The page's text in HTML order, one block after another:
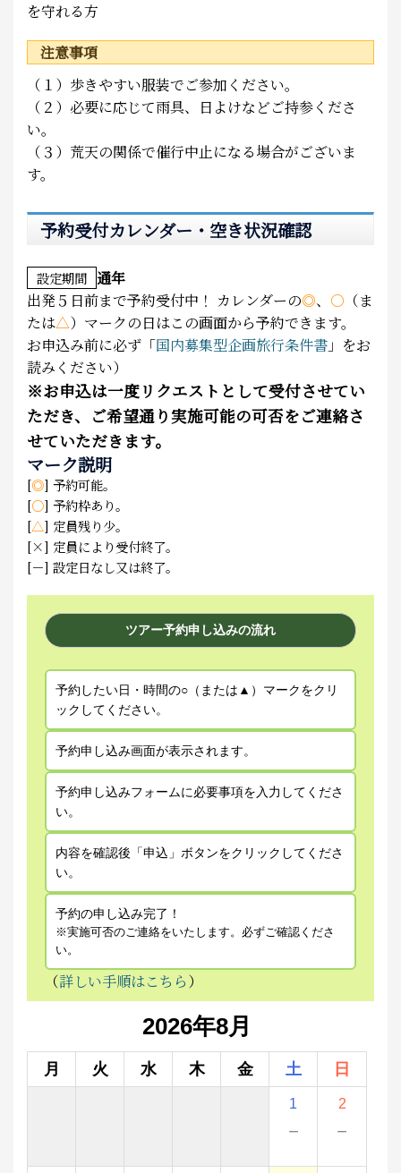
を守れる方
注意事項
（１）歩きやすい服装でご参加ください。
（２）必要に応じて雨具、日よけなどご持参くださ
い。
（３）荒天の関係で催行中止になる場合がございま
す。
予約受付カレンダー・空き状況確認
設定期間 通年
出発５日前まで予約受付中！ カレンダーの◎、 ○ （ま
たは△）マークの日はこの画面から予約できます。
お申込み前に必ず「国内募集型企画旅行条件書 」をお
読みください）
※お申込は一度リクエストとして受付させてい
ただき、ご希望通り実施可能の可否をご連絡さ
せていただきます。
マーク説明
[◎] 予約可能。
[○] 予約枠あり。
[△] 定員残り少。
[×] 定員により受付終了。
[－] 設定日なし又は終了。
ツアー予約申し込みの流れ
予約したい日・時間の○（または▲）マークをクリ
ックしてください。
予約申し込み画面が表示されます。
予約申し込みフォームに必要事項を入力してくださ
い。
内容を確認後「申込」ボタンをクリックしてくださ
い。
予約の申し込み完了！
※実施可否のご連絡をいたします。必ずご確認くださ
い。
（詳しい手順はこちら）
2026年8月
月 火 水 木 金 土 日
1
－
2
－